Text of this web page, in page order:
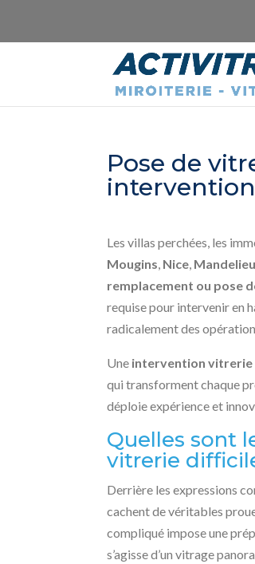
Pose de
Les villas perchées, les
Mougins, Nice, Mandelieu
remplacement ou pose
requise pour intervenir en
radicalement des
Une intervention vitrerie
qui transforment chaque
déploie expérience et
Quelles sont
vitrerie
Derrière les expressions
cachent de véritables
compliqué impose une
s’agisse d’un vitrage